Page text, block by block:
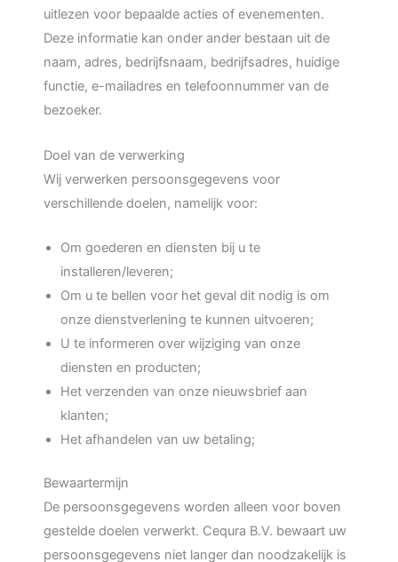
uitlezen voor bepaalde acties of evenementen.
Deze informatie kan onder ander bestaan uit de
naam, adres, bedrijfsnaam, bedrijfsadres, huidige
functie, e-mailadres en telefoonnummer van de
bezoeker.
Doel van de verwerking
Wij verwerken persoonsgegevens voor
verschillende doelen, namelijk voor:
Om goederen en diensten bij u te
installeren/leveren;
Om u te bellen voor het geval dit nodig is om
onze dienstverlening te kunnen uitvoeren;
U te informeren over wijziging van onze
diensten en producten;
Het verzenden van onze nieuwsbrief aan
klanten;
Het afhandelen van uw betaling;
Bewaartermijn
De persoonsgegevens worden alleen voor boven
gestelde doelen verwerkt. Cequra B.V. bewaart uw
persoonsgegevens niet langer dan noodzakelijk is